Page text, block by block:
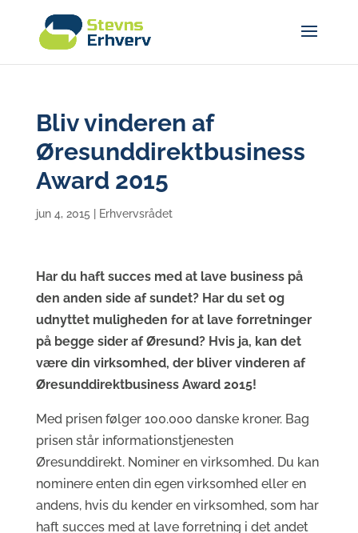
Bliv vinderen af
Øresunddirektbusiness
Award 2015
jun 4, 2015 Erhvervsrådet
Har du haft succes med at lave business på
den anden side af sundet? Har du set og
udnyttet muligheden for at lave forretninger
på begge sider af Øresund? Hvis ja, kan det
være din virksomhed, der bliver vinderen af
Øresunddirektbusiness Award 2015!
Med prisen følger 100.000 danske kroner. Bag
prisen står informationstjenesten
Øresunddirekt. Nominer en virksomhed. Du kan
nominere enten din egen virksomhed eller en
andens, hvis du kender en virksomhed, som har
haft succes med at lave forretning i det andet